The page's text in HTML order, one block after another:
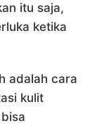
itu saja,
ketika
adalah cara
kulit